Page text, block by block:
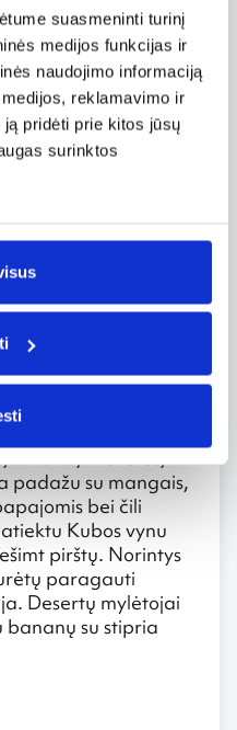
suasmeninti turinį
medijos funkcijas ir
naudojimo informaciją
reklamavimo ir
pridėti prie kitos jūsų
surinktos
rifus, mėlynas
bangas
kruizais arba
siūlo bene
pasirinkimas –
galimybę apžiūrėti
Be jų išvysite ir
– tai žuvys,
susipažinti ir su
žinduoliais –
be
padažu su mangais,
bei čili
Kubos vynu
pirštų. Norintys
paragauti
Desertų mylėtojai
su stipria